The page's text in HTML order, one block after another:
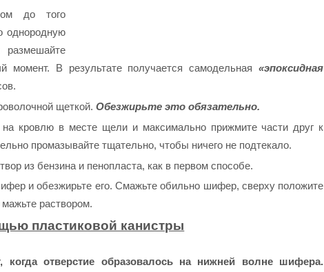
до того
однородную
момент. В результате получается самодельная«эпоксидная
щеткой. Обезжирьте это обязательно.
кровлю в месте щели и максимально прижмите части друг к
промазывайте тщательно, чтобы ничего не подтекало.
из бензина и пенопласта, как в первом способе.
и обезжирьте его. Смажьте обильно шифер, сверху положите
раствором.
пластиковой канистры
когда отверстие образовалось на нижней волне шифера.